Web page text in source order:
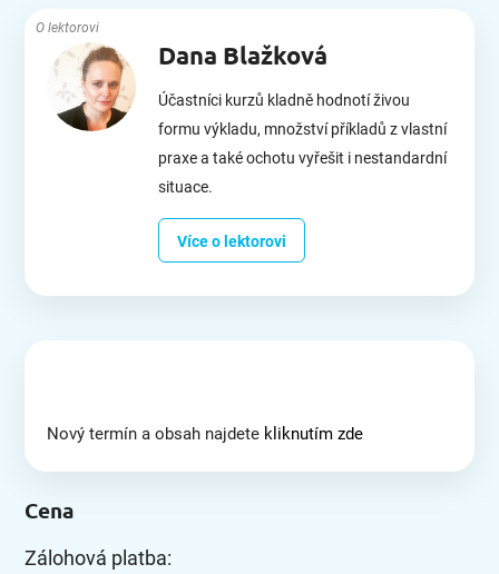
O lektorovi
Dana Blažková
Účastníci kurzů kladně hodnotí živou
formu výkladu, množství příkladů z vlastní
praxe a také ochotu vyřešit i nestandardní
situace.
Více o lektorovi
Nový termín a obsah najdete kliknutím zde
Cena
Zálohová platba: